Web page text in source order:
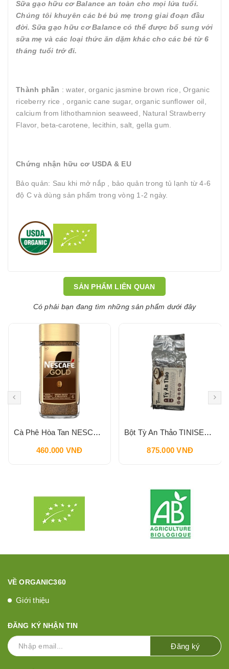
Sữa gạo hữu cơ Balance an toàn cho mọi lứa tuổi.
Chúng tôi khuyên các bé bú mẹ trong giai đoạn đầu
đời. Sữa gạo hữu cơ Balance có thể được bổ sung với
sữa mẹ và các loại thức ăn dặm khác cho các bé từ 6
tháng tuổi trở đi.
Thành phần : water, organic jasmine brown rice, Organic
riceberry rice , organic cane sugar, organic sunflower oil,
calcium from lithothamnion seaweed, Natural Strawberry
Flavor, beta-carotene, lecithin, salt, gella gum.
Chứng nhận hữu cơ USDA & EU
Bảo quản: Sau khi mở nắp , bảo quản trong tủ lạnh từ 4-6
độ C và dùng sản phẩm trong vòng 1-2 ngày.
SẢN PHẨM LIÊN QUAN
Có phải bạn đang tìm những sản phẩm dưới đây
Cà Phê Hòa Tan NESCAFE Gold Cafe UK 200g Intesity 6
460.000 VNĐ
Bột Tỳ An Thảo TINISEED Gói Refill 900g
875.000 VNĐ
VỀ ORGANIC360
Giới thiệu
ĐĂNG KÝ NHẬN TIN
Đăng ký